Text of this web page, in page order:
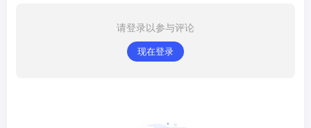
请登录以参与评论
现在登录